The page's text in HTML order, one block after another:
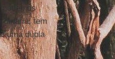
tem
uma dupla